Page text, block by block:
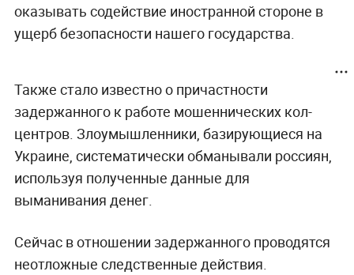
оказывать содействие иностранной стороне в
ущерб безопасности нашего государства.
Также стало известно о причастности
задержанного к работе мошеннических кол-
центров. Злоумышленники, базирующиеся на
Украине, систематически обманывали россиян,
используя полученные данные для
выманивания денег.
Сейчас в отношении задержанного проводятся
неотложные следственные действия.